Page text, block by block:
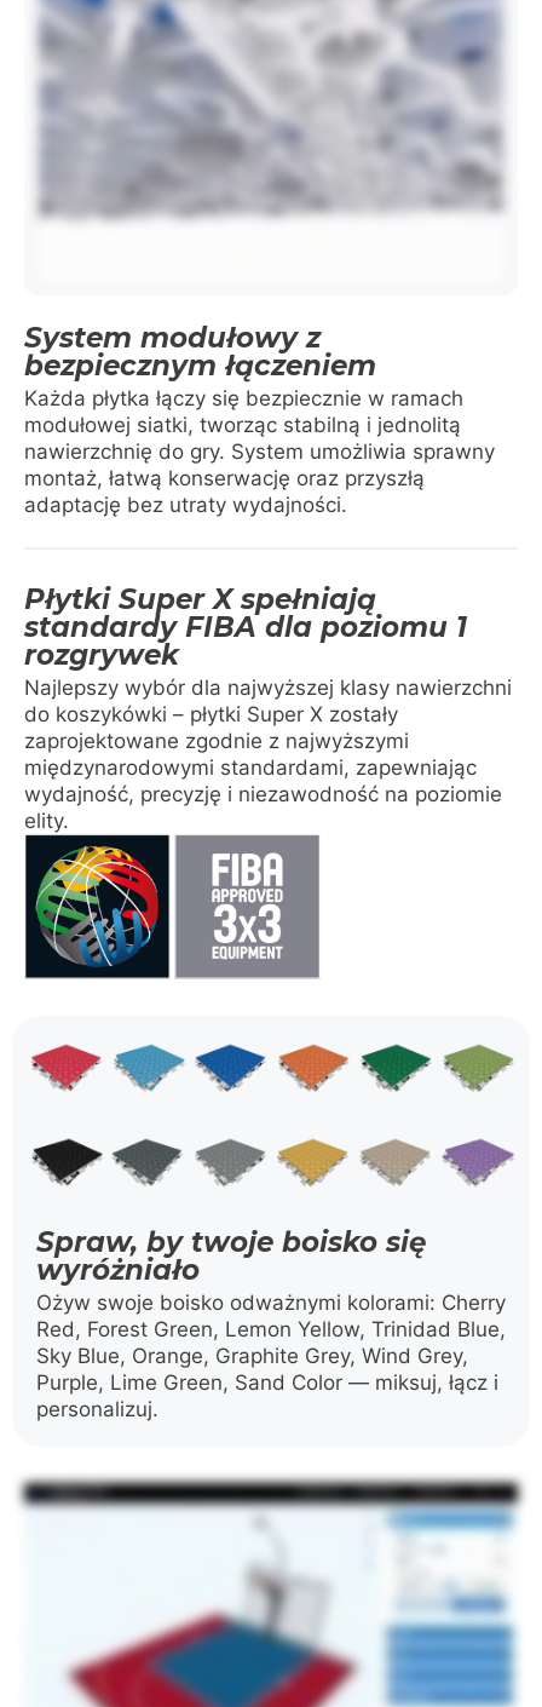
System modułowy z
bezpiecznym łączeniem
Każda płytka łączy się bezpiecznie w ramach
modułowej siatki, tworząc stabilną i jednolitą
nawierzchnię do gry. System umożliwia sprawny
montaż, łatwą konserwację oraz przyszłą
adaptację bez utraty wydajności.
Płytki Super X spełniają
standardy FIBA dla poziomu 1
rozgrywek
Najlepszy wybór dla najwyższej klasy nawierzchni
do koszykówki – płytki Super X zostały
zaprojektowane zgodnie z najwyższymi
międzynarodowymi standardami, zapewniając
wydajność, precyzję i niezawodność na poziomie
elity.
Spraw, by twoje boisko się
wyróżniało
Ożyw swoje boisko odważnymi kolorami: Cherry
Red, Forest Green, Lemon Yellow, Trinidad Blue,
Sky Blue, Orange, Graphite Grey, Wind Grey,
Purple, Lime Green, Sand Color — miksuj, łącz i
personalizuj.